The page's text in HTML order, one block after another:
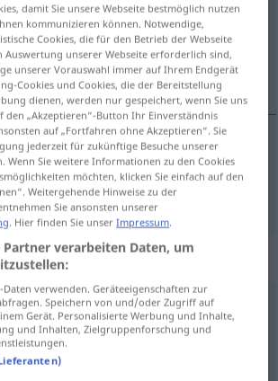
Übersetzungen
Übersetzung anklicken/antippen)
für "telefono"
f
damit Sie unsere Webseite bestmöglich nutzen
kommunizieren können. Notwendige,
Cookies, die für den Betrieb der Webseite
Auswertung unserer Webseite erforderlich sind,
unserer Vorauswahl immer auf Ihrem Endgerät
Cookies und Cookies, die der Bereitstellung
dienen, werden nur gespeichert, wenn Sie uns
den „Akzeptieren“-Button Ihr Einverständnis
auf „Fortfahren ohne Akzeptieren“. Sie
jederzeit für zukünftige Besuche unserer
Wenn Sie weitere Informationen zu den Cookies
möchten, klicken Sie einfach auf den
Weitergehende Hinweise zu der
Sie ansonsten unserer
. Hier finden Sie unserImpressum.
verarbeiten Daten, um
Daten verwenden. Geräteeigenschaften zur
Speichern von und/oder Zugriff auf
Gerät. Personalisierte Werbung und Inhalte,
und Inhalten, Zielgruppenforschung und